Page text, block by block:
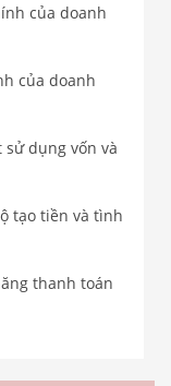
của doanh
của doanh
dụng vốn và
tạo tiền và tình
thanh toán